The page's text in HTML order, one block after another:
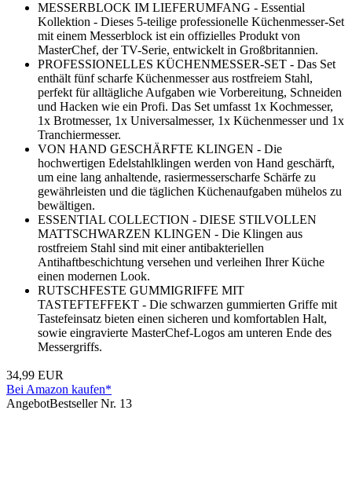
MESSERBLOCK IM LIEFERUMFANG - Essential
Kollektion - Dieses 5-teilige professionelle Küchenmesser-Set
mit einem Messerblock ist ein offizielles Produkt von
MasterChef, der TV-Serie, entwickelt in Großbritannien.
PROFESSIONELLES KÜCHENMESSER-SET - Das Set
enthält fünf scharfe Küchenmesser aus rostfreiem Stahl,
perfekt für alltägliche Aufgaben wie Vorbereitung, Schneiden
und Hacken wie ein Profi. Das Set umfasst 1x Kochmesser,
1x Brotmesser, 1x Universalmesser, 1x Küchenmesser und 1x
Tranchiermesser.
VON HAND GESCHÄRFTE KLINGEN - Die
hochwertigen Edelstahlklingen werden von Hand geschärft,
um eine lang anhaltende, rasiermesserscharfe Schärfe zu
gewährleisten und die täglichen Küchenaufgaben mühelos zu
bewältigen.
ESSENTIAL COLLECTION - DIESE STILVOLLEN
MATTSCHWARZEN KLINGEN - Die Klingen aus
rostfreiem Stahl sind mit einer antibakteriellen
Antihaftbeschichtung versehen und verleihen Ihrer Küche
einen modernen Look.
RUTSCHFESTE GUMMIGRIFFE MIT
TASTEFTEFFEKT - Die schwarzen gummierten Griffe mit
Tastefeinsatz bieten einen sicheren und komfortablen Halt,
sowie eingravierte MasterChef-Logos am unteren Ende des
Messergriffs.
34,99 EUR
Bei Amazon kaufen*
AngebotBestseller Nr. 13